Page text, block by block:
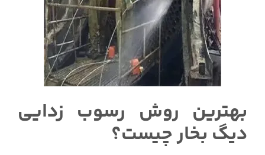
بهترین روش رسوب زدایی
دیگ بخار چیست؟